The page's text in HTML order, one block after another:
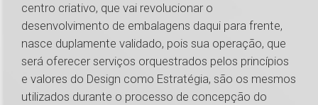
centro criativo, que vai revolucionar o
desenvolvimento de embalagens daqui para frente,
nasce duplamente validado, pois sua operação, que
será oferecer serviços orquestrados pelos princípios
e valores do Design como Estratégia, são os mesmos
utilizados durante o processo de concepção do